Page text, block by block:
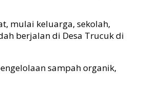
mulai keluarga, sekolah,
berjalan di Desa Trucuk di
sampah organik,